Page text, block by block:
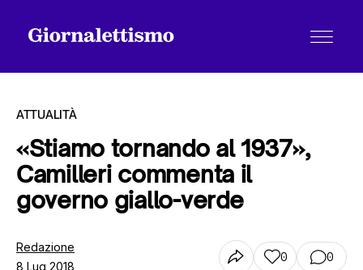
Tutti gli articoli
Chi siamo
ATTUALITÀ
«Stiamo tornando al 1937»,
Camilleri commenta il
governo giallo-verde
Redazione
8 Lug 2018
0 0